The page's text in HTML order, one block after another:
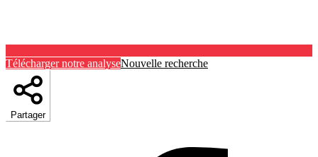
Télécharger notre analyseNouvelle recherche
Partager